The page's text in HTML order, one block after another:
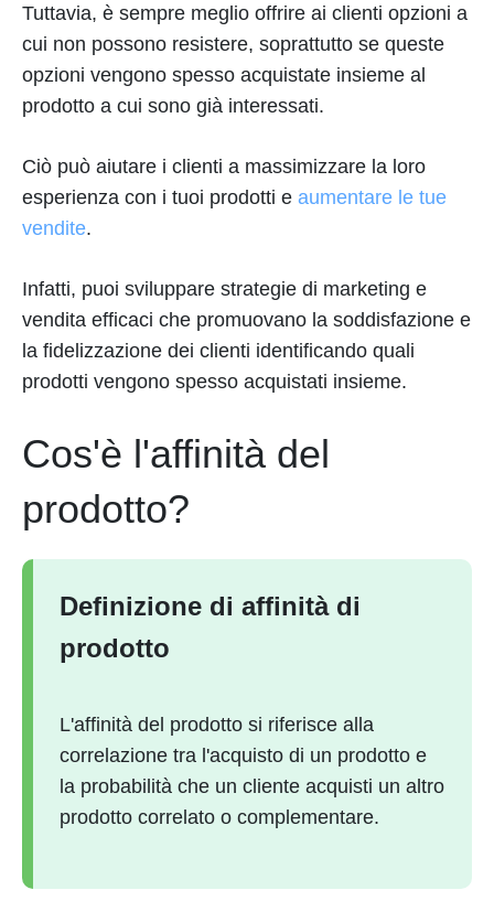
Tuttavia, è sempre meglio offrire ai clienti opzioni a
cui non possono resistere, soprattutto se queste
opzioni vengono spesso acquistate insieme al
prodotto a cui sono già interessati.
Ciò può aiutare i clienti a massimizzare la loro
esperienza con i tuoi prodotti e aumentare le tue
vendite.
Infatti, puoi sviluppare strategie di marketing e
vendita efficaci che promuovano la soddisfazione e
la fidelizzazione dei clienti identificando quali
prodotti vengono spesso acquistati insieme.
Cos'è l'affinità del
prodotto?
Definizione di affinità di
prodotto
L'affinità del prodotto si riferisce alla
correlazione tra l'acquisto di un prodotto e
la probabilità che un cliente acquisti un altro
prodotto correlato o complementare.